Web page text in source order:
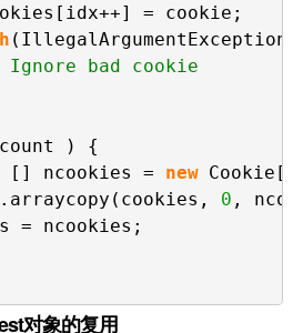
= cookie;
(IllegalArgumentException
Ignore bad cookie
) {
[] ncookies = new
0 ,
= ncookies;
对象的复用